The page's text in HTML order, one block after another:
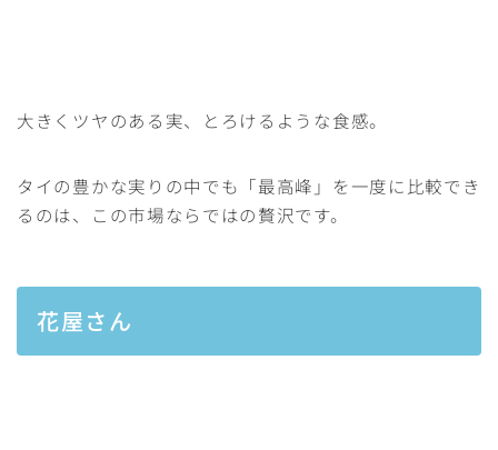
大きくツヤのある実、とろけるような食感。
タイの豊かな実りの中でも「最高峰」を一度に比較でき
るのは、この市場ならではの贅沢です。
花屋さん